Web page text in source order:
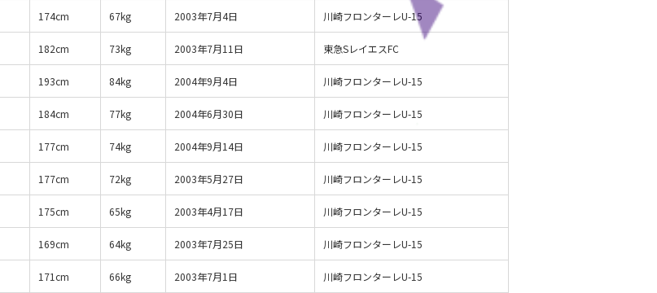
174cm 67kg 2003年7月4日 川崎フロンターレU-15
182cm 73kg 2003年7月11日 東急SレイエスFC
193cm 84kg 2004年9月4日 川崎フロンターレU-15
184cm 77kg 2004年6月30日 川崎フロンターレU-15
177cm 74kg 2004年9月14日 川崎フロンターレU-15
177cm 72kg 2003年5月27日 川崎フロンターレU-15
175cm 65kg 2003年4月17日 川崎フロンターレU-15
169cm 64kg 2003年7月25日 川崎フロンターレU-15
171cm 66kg 2003年7月1日 川崎フロンターレU-15